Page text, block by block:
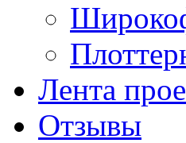
Лента
Отзывы